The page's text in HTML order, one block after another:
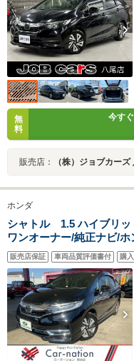
無
料
今す
販売店： （株）ジョブカーズ
ホンダ
シャトル 1.5 ハイブリ
ワンオーナー/純正ナビ/
キ/車線逸脱防止/標識認
ダプティブクルコン/オー
ター/フルセグTV/
販売店保証 車両品質評価書付 購